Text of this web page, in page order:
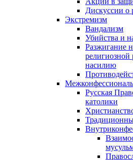
Дискуссии о
Экстремизм
Вандализм
Убийства и
Разжигание
насилию
Русская
католики